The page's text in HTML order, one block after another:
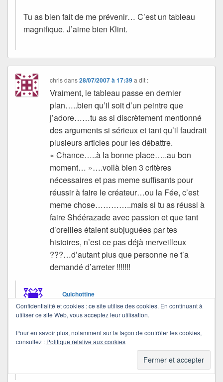
Tu as bien fait de me prévenir… C’est un tableau
magnifique. J’aime bien Klint.
chrisdans28/07/2007 à 17:39 a dit :
Vraiment, le tableau passe en dernier
plan…..bien qu’il soit d’un peintre que
j’adore……tu as si discrètement mentionné
des arguments si sérieux et tant qu’il faudrait
plusieurs articles pour les débattre.
« Chance…..à la bonne place…..au bon
moment… »….voilà bien 3 critères
nécessaires et pas meme suffisants pour
réussir à faire le créateur…ou la Fée, c’est
meme chose…………..mais si tu as réussi à
faire Shéérazade avec passion et que tant
d’oreilles étaient subjuguées par tes
histoires, n’est ce pas déjà merveilleux
???…d’autant plus que personne ne t’a
demandé d’arreter !!!!!!!
Quichottine
dans28/07/2007 à 18:06a dit :
Merci de me dire que je peux continuer. Les bises
d’Over-Blog ne marchent plus vraiment, mais
après tout, peut-être vont-elles cesser leur grève !
Confidentialité et cookies : ce site utilise des cookies. En continuant à
utiliser ce site Web, vous acceptez leur utilisation.
Pour en savoir plus, notamment sur la façon de contrôler les cookies,
consultez : Politique relative aux cookies